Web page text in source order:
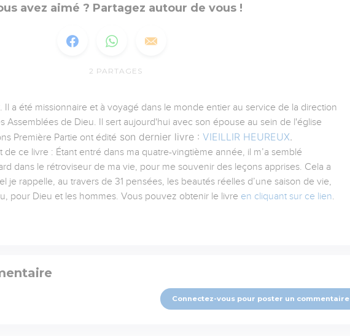
avez aimé ? Partagez autour de vous !
2 PARTAGES
Il a été missionnaire et à voyagé dans le monde entier au service de la direction
Assemblées de Dieu. Il sert aujourd'hui avec son épouse au sein de l'église
Première Partie ont édité son dernier livre : VIEILLIR HEUREUX.
de ce livre : Étant entré dans ma quatre-vingtième année, il m’a semblé
dans le rétroviseur de ma vie, pour me souvenir des leçons apprises. Cela a
je rappelle, au travers de 31 pensées, les beautés réelles d’une saison de vie,
pour Dieu et les hommes. Vous pouvez obtenir le livre en cliquant sur ce lien.
Connectez-vous pour poster un commentaire